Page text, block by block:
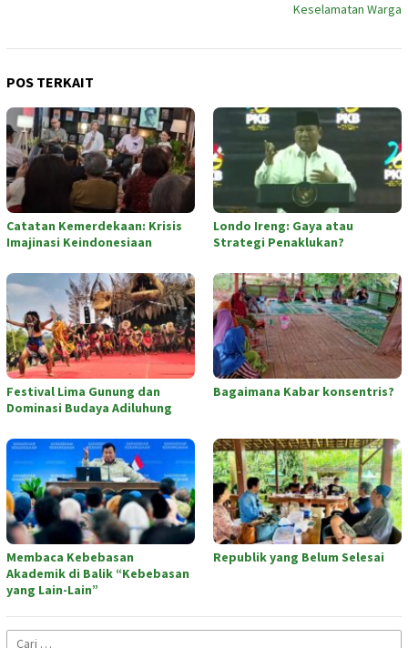
Keselamatan Warga
POS TERKAIT
Catatan Kemerdekaan: Krisis
Imajinasi Keindonesiaan
Londo Ireng: Gaya atau
Strategi Penaklukan?
Festival Lima Gunung dan
Dominasi Budaya Adiluhung
Bagaimana Kabar konsentris?
Membaca Kebebasan
Akademik di Balik “Kebebasan
yang Lain-Lain”
Republik yang Belum Selesai
Cari